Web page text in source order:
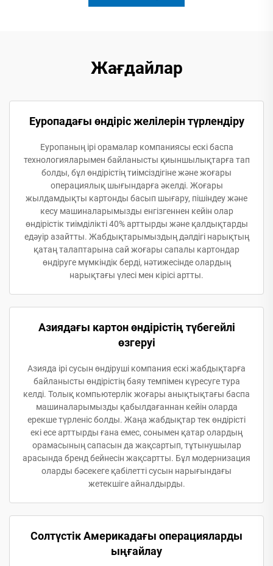
Жағдайлар
Еуропадағы өндіріс желілерін түрлендіру
Еуропаның ірі орамалар компаниясы ескі баспа
технологияларымен байланысты қиыншылықтарға тап
болды, бұл өндірістің тиімсіздігіне және жоғары
операциялық шығындарға әкелді. Жоғары
жылдамдықты картонды басып шығару, пішіндеу және
кесу машиналарымызды енгізгеннен кейін олар
өндірістік тиімділікті 40% арттырды және қалдықтарды
едәуір азайтты. Жабдықтарымыздың дәлдігі нарықтың
қатаң талаптарына сай жоғары сапалы картондар
өндіруге мүмкіндік берді, нәтижесінде олардың
нарықтағы үлесі мен кірісі артты.
Азиядағы картон өндірістің түбегейлі
өзгеруі
Азияда ірі сусын өндіруші компания ескі жабдықтарға
байланысты өндірістің баяу темпімен күресуге тура
келді. Толық компьютерлік жоғары анықтықтағы баспа
машиналарымызды қабылдағаннан кейін оларда
ерекше түрленіс болды. Жаңа жабдықтар тек өндірісті
екі есе арттырды ғана емес, сонымен қатар олардың
орамасының сапасын да жақсартып, тұтынушылар
арасында бренд бейнесін жақсартты. Бұл модернизация
оларды бәсекеге қабілетті сусын нарығындағы
жетекшіге айналдырды.
Солтүстік Америкадағы операцияларды
ыңғайлау